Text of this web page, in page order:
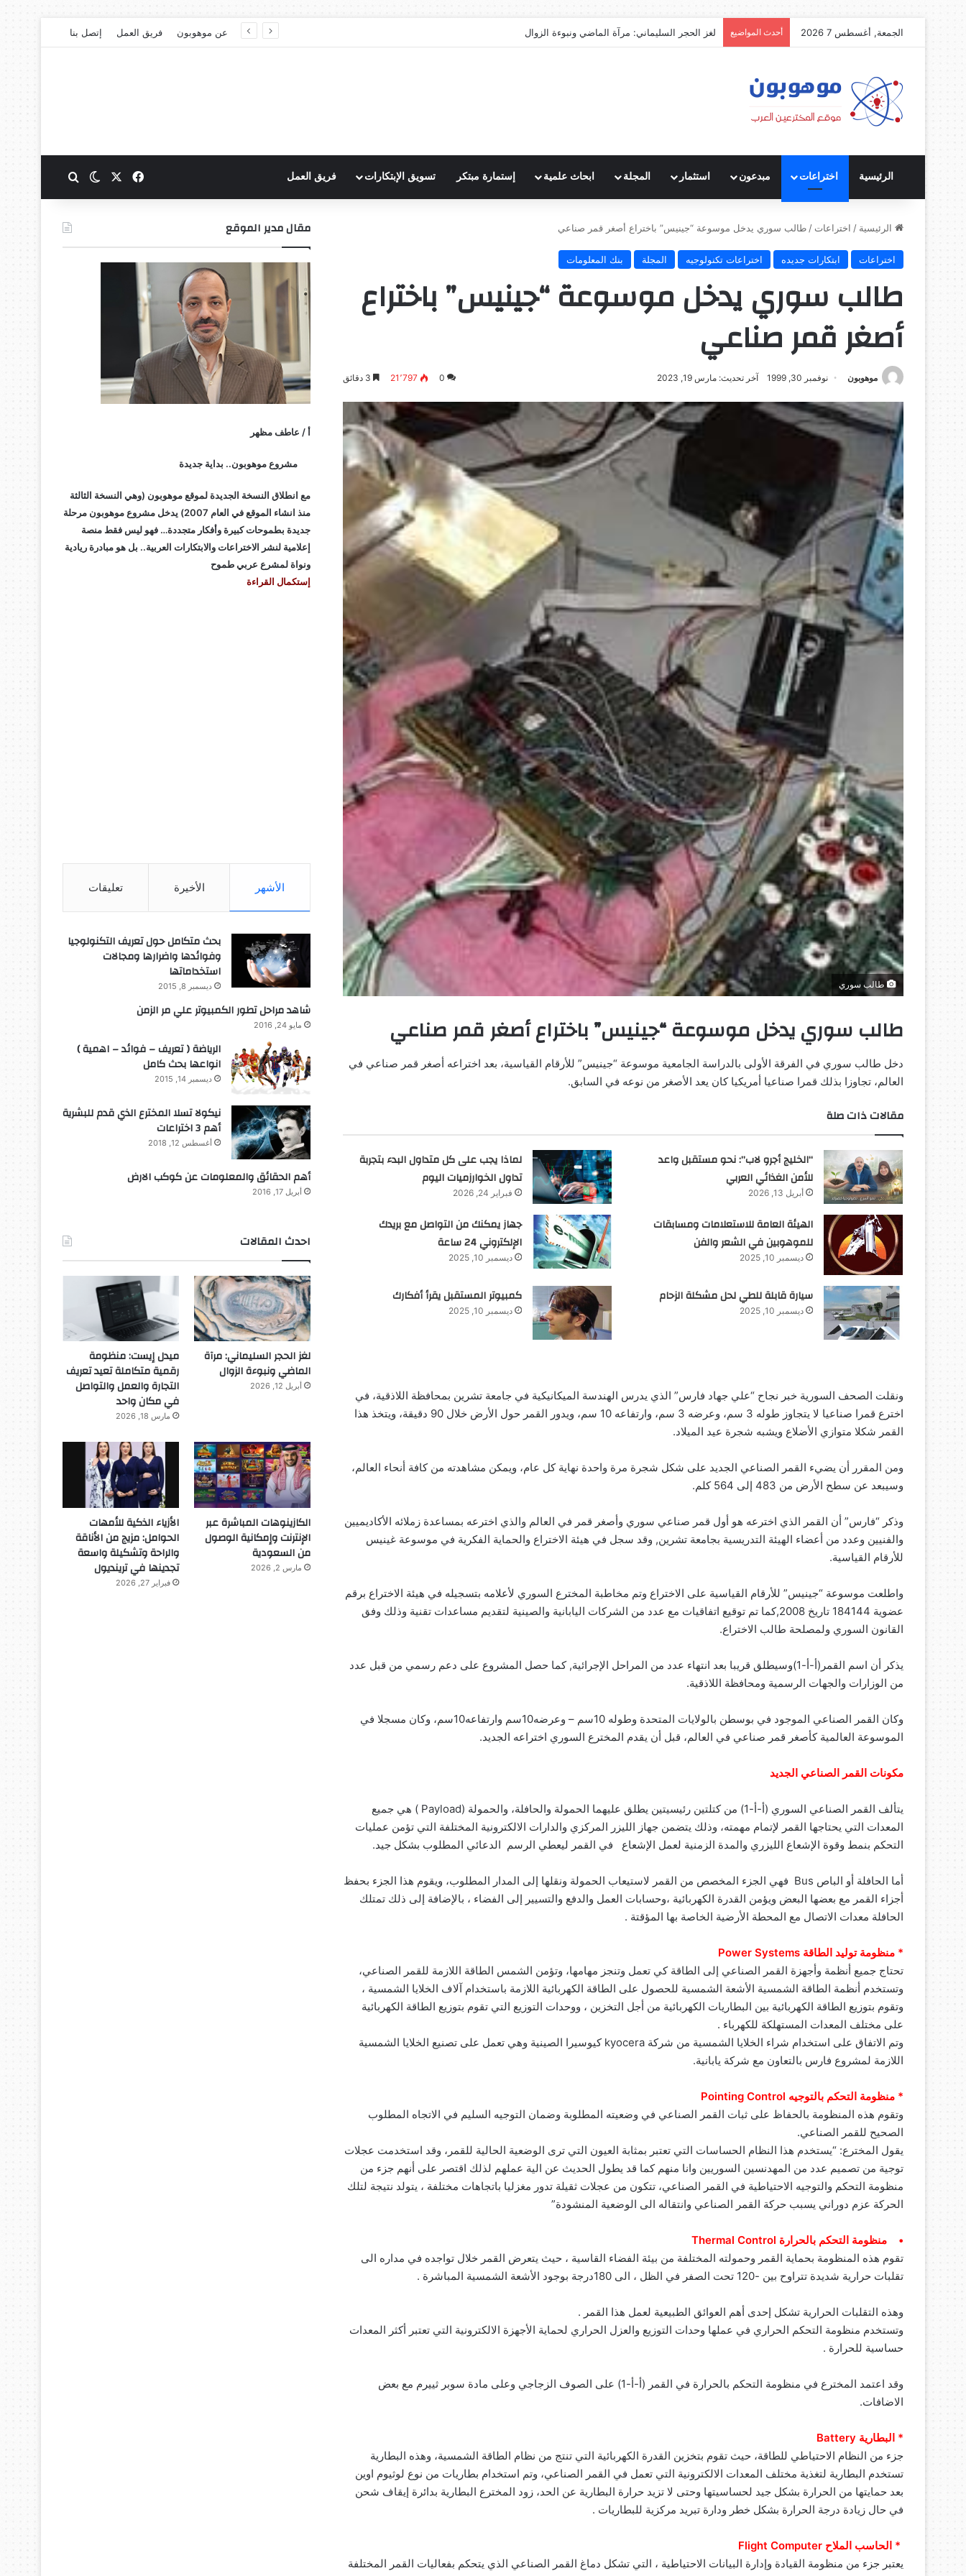
الجمعة, أغسطس 7 2026 أحدث المواضيع لغز الحجر السليماني: مرآة الماضي ونبوءة الزوال عن موهوبون فريق العمل إتصل بنا
الرئيسية اختراعات مبدعون استثمار المجلة ابحاث علمية إستمارة مبتكر تسويق الإبتكارات فريق العمل فيسبوك الوضع المظلم
الرئيسية / اختراعات / طالب سوري يدخل موسوعة “جينيس” باختراع أصغر قمر صناعي
اختراعات ابتكارات جديده اختراعات تكنولوجيه المجلة بنك المعلومات
طالب سوري يدخل موسوعة “جينيس” باختراع
أصغر قمر صناعي
موهوبون نوفمبر 30, 1999 آخر تحديث: مارس 19, 2023 0 21٬797
طالب سوري
طالب سوري يدخل موسوعة “جينيس” باختراع أصغر قمر صناعي
دخل طالب سوري في الفرقة الأولى بالدراسة الجامعية موسوعة “جينيس” للأرقام القياسية، بعد اختراعه أصغر قمر صناعي في
العالم، تجاوزا بذلك قمرا صناعيا أمريكيا كان يعد الأصغر من نوعه في السابق.
مقالات ذات صلة
“الخليج أجرو لاب”: نحو مستقبل واعد
للأمن الغذائي العربي
أبريل 13, 2026
لماذا يجب على كل متداول البدء بتجربة
تداول الخوارزميات اليوم
فبراير 24, 2026
الهيئة العامة للاستعلامات ومسابقات
للموهوبين في الشعر والفن
ديسمبر 10, 2025
جهاز يمكنك من التواصل مع بريدك
الإلكتروني 24 ساعة
ديسمبر 10, 2025
سيارة قابلة للطي لحل مشكلة الزحام
ديسمبر 10, 2025
كمبيوتر المستقبل يقرأ أفكارك
ديسمبر 10, 2025
ونقلت الصحف السورية خبر نجاح “علي جهاد فارس” الذي يدرس الهندسة الميكانيكية في جامعة تشرين بمحافظة اللاذقية، في
اخترع قمرا صناعيا لا يتجاوز طوله 3 سم، وعرضه 3 سم، وارتفاعه 10 سم، ويدور القمر حول الأرض خلال 90 دقيقة، ويتخذ هذا
القمر شكلا متوازي الأضلاع ويشبه شجرة عيد الميلاد.
ومن المقرر أن يضيء القمر الصناعي الجديد على شكل شجرة مرة واحدة نهاية كل عام، ويمكن مشاهدته من كافة أنحاء العالم،
وسيبعد عن سطح الأرض من 483 إلى 564 كلم.
وذكر “فارس” أن القمر الذي اخترعه هو أول قمر صناعي سوري وأصغر قمر في العالم والذي اخترعه بمساعدة زملائه الأكاديميين
والفنيين وعدد من أعضاء الهيئة التدريسية بجامعة تشرين, وقد سجل في هيئة الاختراع والحماية الفكرية في موسوعة غينيس
للأرقام القياسية.
واطلعت موسوعة “جينيس” للأرقام القياسية على الاختراع وتم مخاطبة المخترع السوري لأعلامه بتسجيله في هيئة الاختراع برقم
عضوية 184144 تاريخ 2008,كما تم توقيع اتفاقيات مع عدد من الشركات اليابانية والصينية لتقديم مساعدات تقنية وذلك وفق
القانون السوري ولمصلحة طالب الاختراع.
يذكر أن اسم القمر(أ-أ-1)وسيطلق قريبا بعد انتهاء عدد من المراحل الإجرائية, كما حصل المشروع على دعم رسمي من قبل عدد
من الوزارات والجهات الرسمية ومحافظة اللاذقية.
وكان القمر الصناعي الموجود في بوسطن بالولايات المتحدة وطوله 10سم – وعرضه10سم وارتفاعه10سم، وكان مسجلا في
الموسوعة العالمية كأصغر قمر صناعي في العالم، قبل أن يقدم المخترع السوري اختراعه الجديد.
مكونات القمر الصناعي الجديد
يتألف القمر الصناعي السوري (أ-أ-1) من كتلتين رئيسيتين يطلق عليهما الحمولة والحافلة، والحمولة (Payload ) هي جميع
المعدات التي يحتاجها القمر لإتمام مهمته، وذلك يتضمن جهاز الليزر المركزي والدارات الالكترونية المختلفة التي تؤمن عمليات
التحكم بنمط وقوة الإشعاع الليزري والمدة الزمنية لعمل الإشعاع في القمر ليعطي الرسم الدعائي المطلوب بشكل جيد.
أما الحافلة أو الباص Bus فهي الجزء المخصص من القمر لاستيعاب الحمولة ونقلها إلى المدار المطلوب، ويقوم هذا الجزء بحفظ
أجزاء القمر مع بعضها البعض ويؤمن القدرة الكهربائية ،وحسابات العمل والدفع والتسيير إلى الفضاء ، بالإضافة إلى ذلك تمتلك
الحافلة معدات الاتصال مع المحطة الأرضية الخاصة بها المؤقتة .
* منظومة توليد الطاقة Power Systems
تحتاج جميع أنظمة وأجهزة القمر الصناعي إلى الطاقة كي تعمل وتنجز مهامها، وتؤمن الشمس الطاقة اللازمة للقمر الصناعي،
وتستخدم أنظمة الطاقة الشمسية الأشعة الشمسية للحصول على الطاقة الكهربائية اللازمة باستخدام آلاف الخلايا الشمسية ،
وتقوم بتوزيع الطاقة الكهربائية بين البطاريات الكهربائية من أجل التخزين ، ووحدات التوزيع التي تقوم بتوزيع الطاقة الكهربائية
على مختلف المعدات المستهلكة للكهرباء .
وتم الاتفاق على استخدام شراء الخلايا الشمسية من شركة kyocera كيوسيرا الصينية وهي تعمل على تصنيع الخلايا الشمسية
اللازمة لمشروع فارس بالتعاون مع شركة يابانية.
* منظومة التحكم بالتوجيه Pointing Control
وتقوم هذه المنظومة بالحفاظ على ثبات القمر الصناعي في وضعيته المطلوبة وضمان التوجيه السليم في الاتجاه المطلوب
الصحيح للقمر الصناعي.
يقول المخترع: “يستخدم هذا النظام الحساسات التي تعتبر بمثابة العيون التي ترى الوضعية الحالية للقمر، وقد استخدمت عجلات
توجية من تصميم عدد من المهدنسين السوريين وانا منهم كما قد يطول الحديث عن الية عملهم لذلك اقتصر على أنهم جزء من
منظومة التحكم والتوجيه الاحتياطية في القمر الصناعي، تتكون من عجلات ثقيلة تدور مغزليا باتجاهات مختلفة ، يتولد نتيجة لتلك
الحركة عزم دوراني يسبب حركة القمر الصناعي وانتقاله الى الوضعية المنشودة”
• منظومة التحكم بالحرارة Thermal Control
تقوم هذه المنظومة بحماية القمر وحمولته المختلفة من بيئة الفضاء القاسية ، حيث يتعرض القمر خلال تواجده في مداره الى
تقلبات حرارية شديدة تتراوح بين -120 تحت الصفر في الظل ، الى 180درجة بوجود الأشعة الشمسية المباشرة .
وهذه التقلبات الحرارية تشكل إحدى أهم العوائق الطبيعية لعمل هذا القمر .
وتستخدم منظومة التحكم الحراري في عملها وحدات التوزيع والعزل الحراري لحماية الأجهزة الالكترونية التي تعتبر أكثر المعدات
حساسية للحرارة .
وقد اعتمد المخترع في منظومة التحكم بالحرارة في القمر (أ-أ-1) على الصوف الزجاجي وعلى مادة سوبر ثييرم مع بعض
الاضافات.
* البطارية Battery
جزء من النظام الاحتياطي للطاقة، حيث تقوم بتخزين القدرة الكهربائية التي تنتج من نظام الطاقة الشمسية، وهذه البطارية
تستخدم البطارية لتغذية مختلف المعدات الالكترونية التي تعمل في القمر الصناعي، وتم استخدام بطاريات من نوع لوثيوم اوين
بعد حمايتها من الحرارة بشكل جيد لحساسيتها وحتى لا تزيد حرارة البطارية عن الحد، زود المخترع البطارية بدائرة إيقاف شحن
في حال زيادة درجة الحرارة بشكل خطر ودارة تبريد مركزية للبطاريات .
* الحاسب الملاح Flight Computer
يعتبر جزء من منظومة القيادة وإدارة البيانات الاحتياطية ، التي تشكل دماغ القمر الصناعي الذي يتحكم بفعاليات القمر المختلفة
مقال مدير الموقع
أ / عاطف مظهر
مشروع موهوبون.. بداية جديدة
مع انطلاق النسخة الجديدة لموقع موهوبون (وهي النسخة الثالثة
منذ انشاء الموقع في العام 2007) يدخل مشروع موهوبون مرحلة
جديدة بطموحات كبيرة وأفكار متجددة… فهو ليس فقط منصة
إعلامية لنشر الاختراعات والابتكارات العربية.. بل هو مبادرة ريادية
ونواة لمشرع عربي طموح
إستكمال القراءة
الأشهر الأخيرة تعليقات
بحث متكامل حول تعريف التكنولوجيا
وفوائدها واضرارها ومجالات
استخداماتها
ديسمبر 8, 2015
شاهد مراحل تطور الكمبيوتر علي مر الزمن
مايو 24, 2016
الرياضة ( تعريف – فوائد – اهمية )
انواعها بحث كامل
ديسمبر 14, 2015
نيكولا تسلا المخترع الذي قدم للبشرية
أهم 3 اختراعات
أغسطس 12, 2018
أهم الحقائق والمعلومات عن كوكب الارض
أبريل 17, 2016
احدث المقالات
لغز الحجر السليماني: مرآة
الماضي ونبوءة الزوال
أبريل 12, 2026
ميدل إيست: منظومة
رقمية متكاملة تعيد تعريف
التجارة والعمل والتواصل
في مكان واحد
مارس 18, 2026
الكازينوهات المباشرة عبر
الإنترنت وإمكانية الوصول
من السعودية
مارس 2, 2026
الأزياء الذكية للأمهات
الحوامل: مزيج من الأناقة
والراحة وتشكيلة واسعة
تجدينها في ترينديول
فبراير 27, 2026